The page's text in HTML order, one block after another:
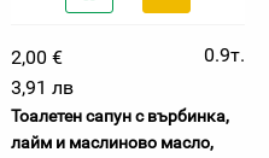
2,00 €
0.9т.
3,91 лв
Тоалетен сапун с върбинка,
лайм и маслиново масло,